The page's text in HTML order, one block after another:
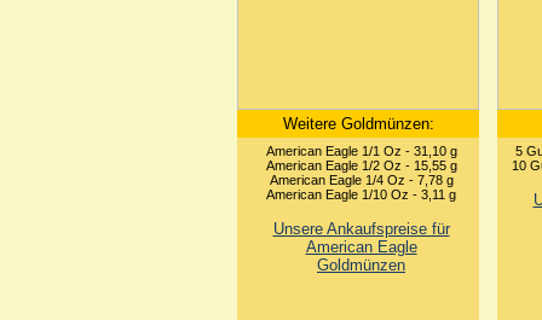
Weitere Goldmünzen:
American Eagle 1/1 Oz - 31,10 g
American Eagle 1/2 Oz - 15,55 g
American Eagle 1/4 Oz - 7,78 g
American Eagle 1/10 Oz - 3,11 g
Unsere Ankaufspreise für
American Eagle
Goldmünzen
5
10